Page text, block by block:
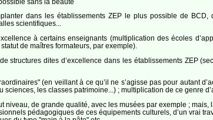
dans les établissements ZEP le plus possible de
scientifiques...
à certains enseignants (multiplication des écoles
de maîtres formateurs, par exemple).
structures dites d’excellence dans les établissements ZEP
(en veillant à ce qu’il ne s’agisse pas pour autant
les classes patrimoine...) ; multiplication de ce genre
niveau, de grande qualité, avec les musées par exemple ;
pédagogiques de ces équipements culturels, d’un vrai